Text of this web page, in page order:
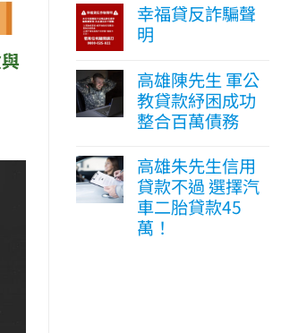
幸福貸反詐騙聲
明
高雄陳先生 軍公
教貸款紓困成功
整合百萬債務
高雄朱先生信用
貸款不過 選擇汽
車二胎貸款45
萬！